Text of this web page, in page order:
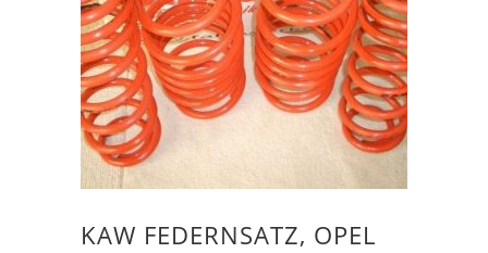
KAW FEDERNSATZ, OPEL